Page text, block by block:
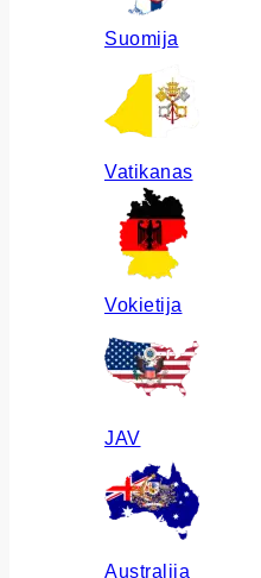
Suomija
Vatikanas
Vokietija
JAV
Australija